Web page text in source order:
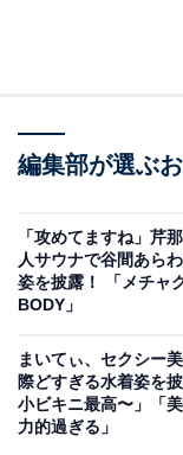
編集部が選ぶ
「攻めてますね」芹
人サウナで谷間あら
姿を披露！ 「メチャ
BODY」
まいてぃ、セクシー
際どすぎる水着姿を
小ビキニ最高〜」「
力的過ぎる」